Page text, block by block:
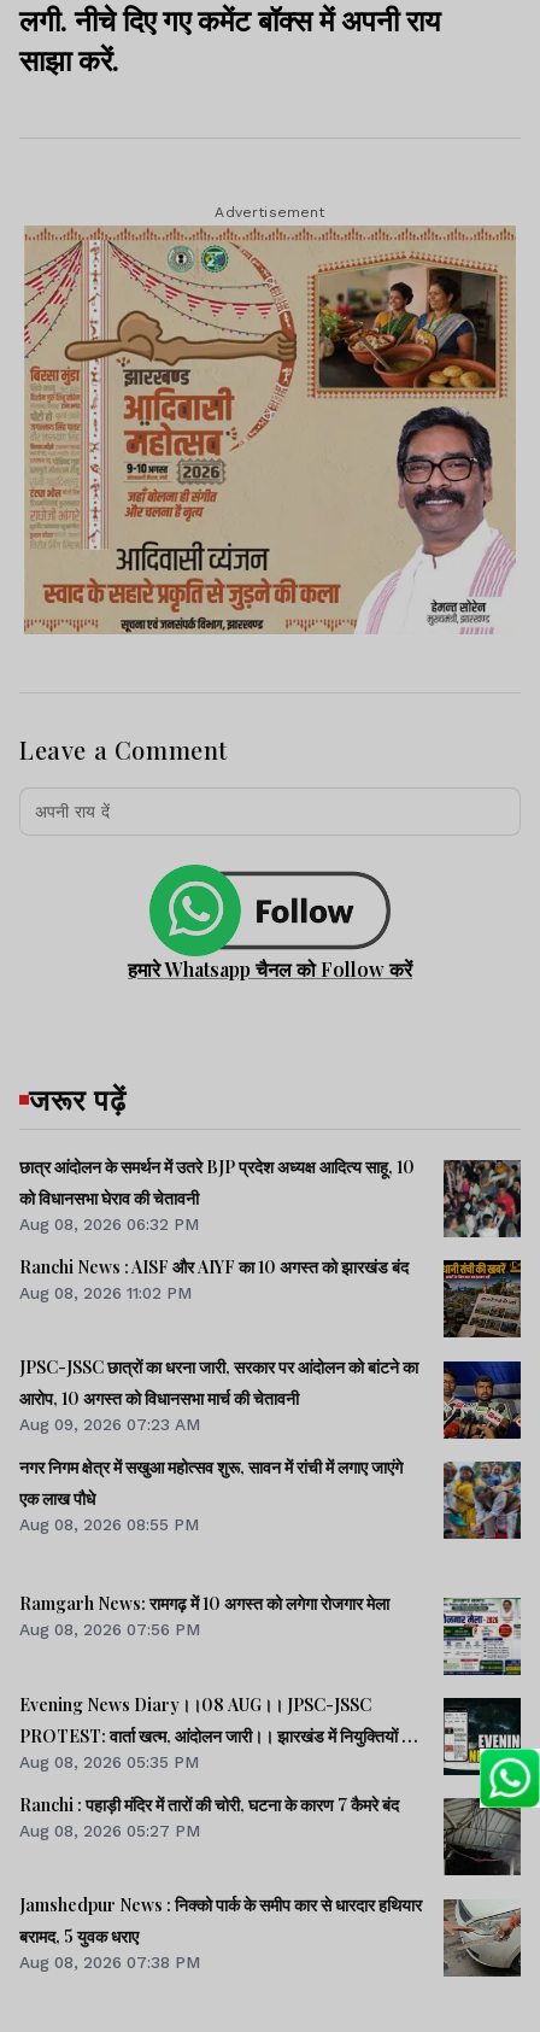
लगी. नीचे दिए गए कमेंट बॉक्स में अपनी राय
साझा करें.
Advertisement
Leave a Comment
हमारे Whatsapp चैनल को Follow करें
जरूर पढ़ें
छात्र आंदोलन के समर्थन में उतरे BJP प्रदेश अध्यक्ष आदित्य साहू, 10
को विधानसभा घेराव की चेतावनी
Aug 08, 2026 06:32 PM
Ranchi News : AISF और AIYF का 10 अगस्त को झारखंड बंद
Aug 08, 2026 11:02 PM
JPSC-JSSC छात्रों का धरना जारी, सरकार पर आंदोलन को बांटने का
आरोप, 10 अगस्त को विधानसभा मार्च की चेतावनी
Aug 09, 2026 07:23 AM
नगर निगम क्षेत्र में सखुआ महोत्सव शुरू, सावन में रांची में लगाए जाएंगे
एक लाख पौधे
Aug 08, 2026 08:55 PM
Ramgarh News: रामगढ़ में 10 अगस्त को लगेगा रोजगार मेला
Aug 08, 2026 07:56 PM
Evening News Diary।।08 AUG।। JPSC-JSSC
PROTEST: वार्ता खत्म, आंदोलन जारी।। झारखंड में नियुक्तियों में
भ्रष्टाचार-01: विधानसभा से हुई शुरूआत।। महिला आरक्षण कानून
लागू में देर क्यों -राहुल।। समेत अन्य खबरें व वीडियो।।
Aug 08, 2026 05:35 PM
Ranchi : पहाड़ी मंदिर में तारों की चोरी, घटना के कारण 7 कैमरे बंद
Aug 08, 2026 05:27 PM
Jamshedpur News : निक्को पार्क के समीप कार से धारदार हथियार
बरामद, 5 युवक धराए
Aug 08, 2026 07:38 PM